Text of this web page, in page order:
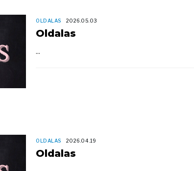
OLDALAS 2026.05.03
Oldalas
...
OLDALAS 2026.04.19
Oldalas